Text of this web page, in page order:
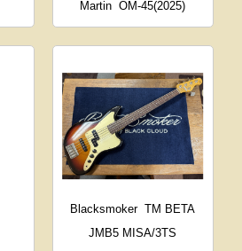
Martin OM-45(2025)
Blacksmoker TM BETA
JMB5 MISA/3TS